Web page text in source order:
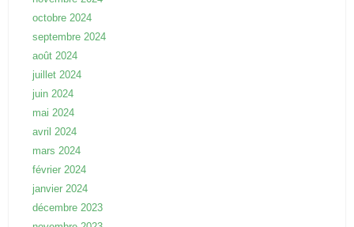
octobre 2024
septembre 2024
août 2024
juillet 2024
juin 2024
mai 2024
avril 2024
mars 2024
février 2024
janvier 2024
décembre 2023